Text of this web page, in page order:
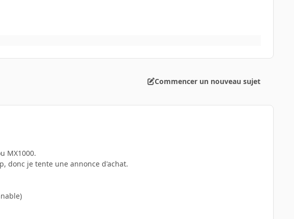
Commencer un nouveau sujet
MX1000.
donc je tente une annonce d'achat.